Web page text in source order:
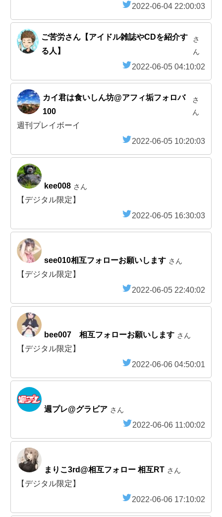
2022-06-04 22:00:03
ご苦労さん【アイドル雑誌やCDを紹介す
る人】
さ
ん
2022-06-05 04:10:02
カイ君は食いしん坊@アフィ垢フォロバ
100
さ
ん
週刊プレイボーイ
2022-06-05 10:20:03
kee008 さん
【デジタル限定】
2022-06-05 16:30:03
see010相互フォローお願いします さん
【デジタル限定】
2022-06-05 22:40:02
bee007 相互フォローお願いします さん
【デジタル限定】
2022-06-06 04:50:01
週プレ@グラビア さん
2022-06-06 11:00:02
まりこ3rd@相互フォロー 相互RT さん
【デジタル限定】
2022-06-06 17:10:02